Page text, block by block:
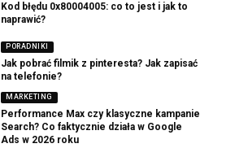
Kod błędu 0x80004005: co to jest i jak to
naprawić?
PORADNIKI
Jak pobrać filmik z pinteresta? Jak zapisać
na telefonie?
MARKETING
Performance Max czy klasyczne kampanie
Search? Co faktycznie działa w Google
Ads w 2026 roku